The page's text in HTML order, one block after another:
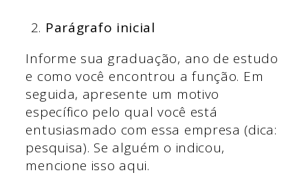
Parágrafo inicial
Informe sua graduação, ano de estudo
e como você encontrou a função. Em
seguida, apresente um motivo
específico pelo qual você está
entusiasmado com essa empresa (dica:
pesquisa). Se alguém o indicou,
mencione isso aqui.